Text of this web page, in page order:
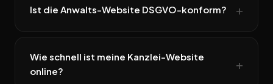
Ist die Anwalts-Website DSGVO-konform?
Wie schnell ist meine Kanzlei-Website
online?